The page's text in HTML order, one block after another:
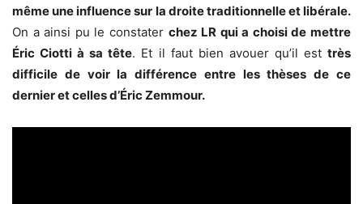
même une influence sur la droite traditionnelle et libérale.
On a ainsi pu le constater chez LR qui a choisi de mettre
Éric Ciotti à sa tête. Et il faut bien avouer qu’il esttrès
difficile de voir la différence entre les thèses de ce
dernier et celles d’Éric Zemmour.